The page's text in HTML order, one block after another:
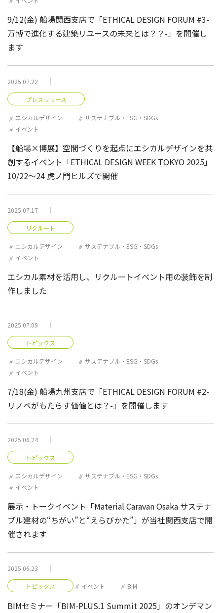
9/12(金) 船場関西支店で「ETHICAL DESIGN FORUM #3-
万博で進化する建築リユースの未来とは？？-」を開催し
ます
2025.07.22
プレスリリース
エシカルデザイン
サステナブル・ESG・SDGs
イベント
【船場×博展】空間づくりを起点にエシカルデザインを共
創するイベント「ETHICAL DESIGN WEEK TOKYO 2025」
10/22～24 虎ノ門ヒルズで開催
2025.07.17
リクルート
エシカルデザイン
サステナブル・ESG・SDGs
イベント
エシカル素材を活用し、リクルートイベント用の装飾を制
作しました
2025.07.09
トピックス
エシカルデザイン
サステナブル・ESG・SDGs
イベント
7/18(金) 船場九州支店で「ETHICAL DESIGN FORUM #2-
リノベがもたらす価値とは？-」を開催します
2025.06.24
トピックス
エシカルデザイン
サステナブル・ESG・SDGs
イベント
展示・トークイベント「Material Caravan Osaka サステナ
ブル建材の“ちがい”と“えらびかた”」が当社関西支店で開
催されます
2025.06.23
トピックス イベント BIM
BIMセミナー「BIM-PLUS.1 Summit 2025」のオンデマン